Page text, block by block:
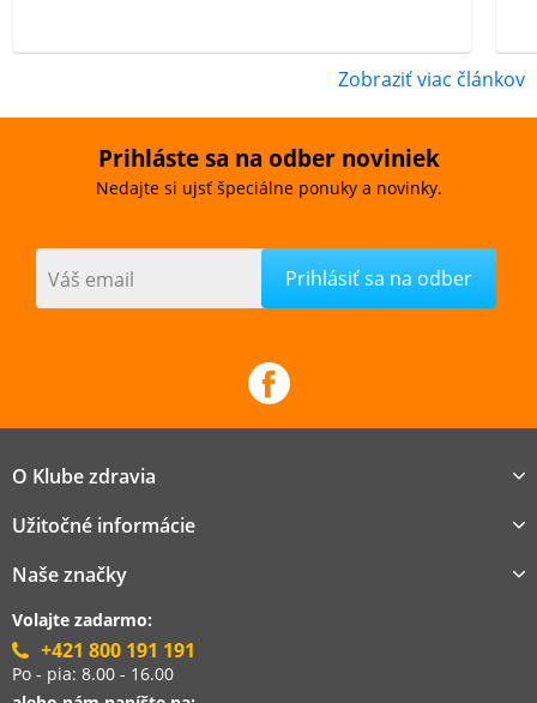
Zobraziť viac článkov
Prihláste sa na odber noviniek
Nedajte si ujsť špeciálne ponuky a novinky.
Váš email
O Klube zdravia
Užitočné informácie
Naše značky
Volajte zadarmo:
+421 800 191 191
Po - pia: 8.00 - 16.00